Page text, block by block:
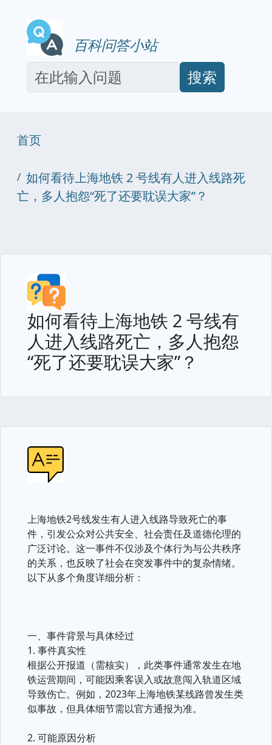
百科问答小站
搜索
首页
如何看待上海地铁 2 号线有人进入线路死
亡，多人抱怨“死了还要耽误大家”？
如何看待上海地铁 2 号线有
人进入线路死亡，多人抱怨
“死了还要耽误大家”？
上海地铁2号线发生有人进入线路导致死亡的事
件，引发公众对公共安全、社会责任及道德伦理的
广泛讨论。这一事件不仅涉及个体行为与公共秩序
的关系，也反映了社会在突发事件中的复杂情绪。
以下从多个角度详细分析：
一、事件背景与具体经过
1. 事件真实性
根据公开报道（需核实），此类事件通常发生在地
铁运营期间，可能因乘客误入或故意闯入轨道区域
导致伤亡。例如，2023年上海地铁某线路曾发生类
似事故，但具体细节需以官方通报为准。
2. 可能原因分析